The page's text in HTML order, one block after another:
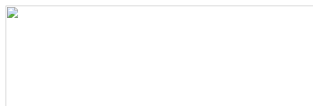
Перейти к основному содержанию